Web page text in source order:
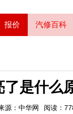
报价 汽修百科
是什么
源：中华网 阅读：